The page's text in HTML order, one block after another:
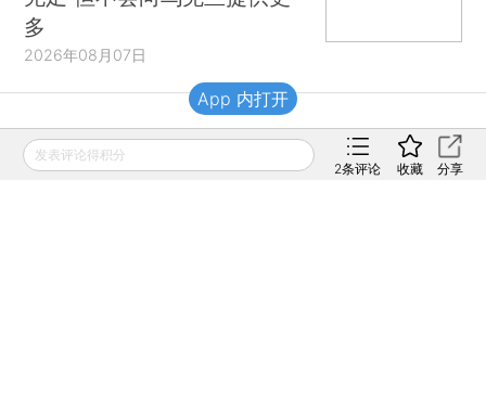
多
2026年08月07日
财新移动
发表评论得积分
2条评论 收藏 分享
App 内打开